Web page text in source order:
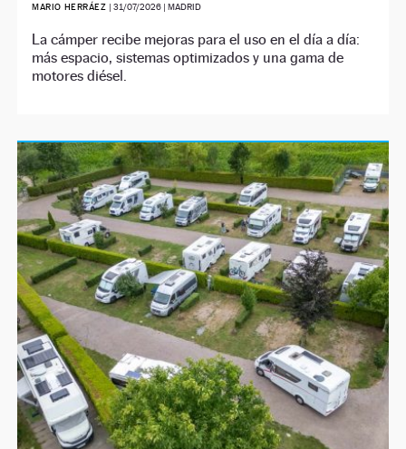
MARIO HERRÁEZ | 31/07/2026| MADRID
La cámper recibe mejoras para el uso en el día a día:
más espacio, sistemas optimizados y una gama de
motores diésel.